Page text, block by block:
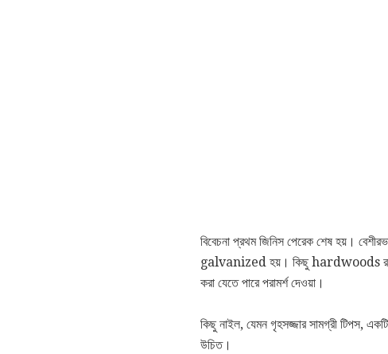
বিবেচনা প্রথম জিনিস পেরেক শেষ হয়।
galvanized হয়। কিছু hardwoods
করা যেতে পারে পরামর্শ দেওয়া।
কিছু নাইল, যেমন গৃহসজ্জার সামগ্রী টিপস,
উচিত।